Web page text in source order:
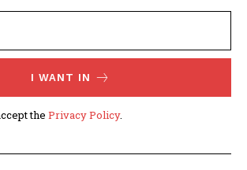
I WANT IN
the Privacy Policy.